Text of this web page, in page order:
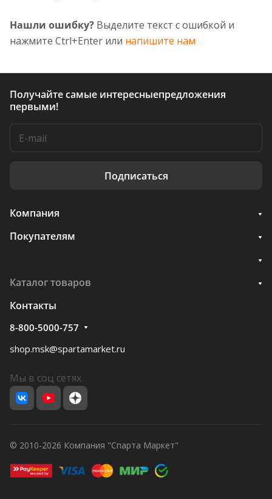
Нашли ошибку? Выделите текст с ошибкой и
нажмите Ctrl+Enter или напишите нам
Получайте самые интересныепредложения
первыми!
Подписаться
Компания
Покупателям
Каталог товаров
Контакты
8-800-5000-757
shop.msk@spartamarket.ru
Мы в соц сетях
© 2010-2026 Компания "Спарта Маркет"